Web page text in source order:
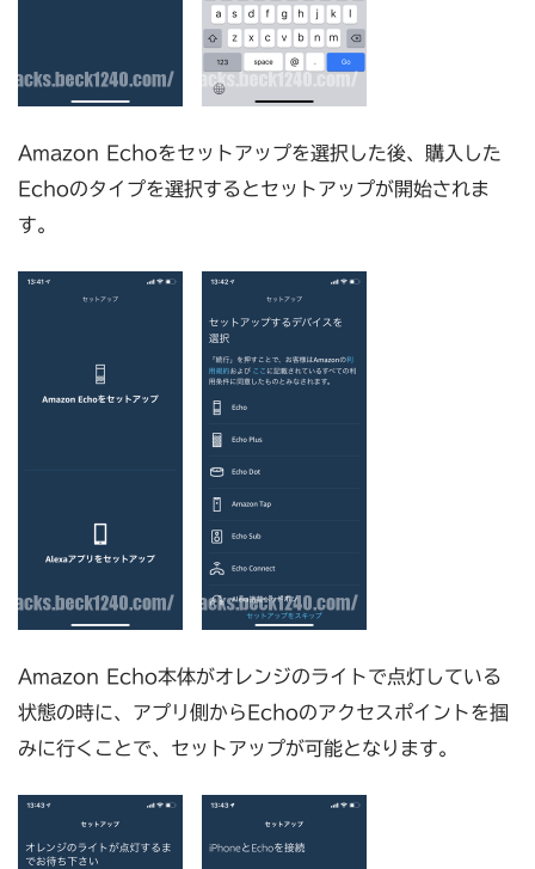
Amazon Echoをセットアップを選択した後、購入した
Echoのタイプを選択するとセットアップが開始されま
す。
Amazon Echo本体がオレンジのライトで点灯している
状態の時に、アプリ側からEchoのアクセスポイントを掴
みに行くことで、セットアップが可能となります。